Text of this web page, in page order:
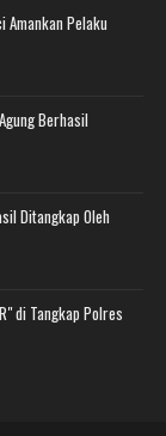
Pelaku
Berhasil
Ditangkap Oleh
di Tangkap Polres